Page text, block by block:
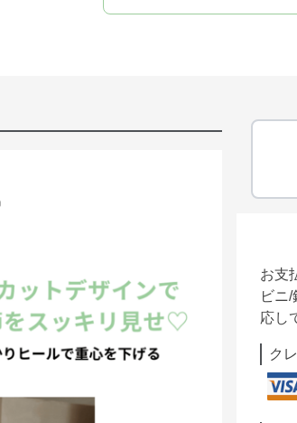
お支
ビニ
応し
ク